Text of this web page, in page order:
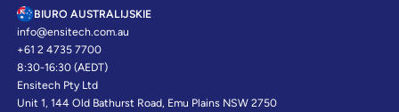
BIURO AUSTRALIJSKIE
info@ensitech.com.au
+61 2 4735 7700
8:30-16:30 (AEDT)
Ensitech Pty Ltd
Unit 1, 144 Old Bathurst Road, Emu Plains NSW 2750